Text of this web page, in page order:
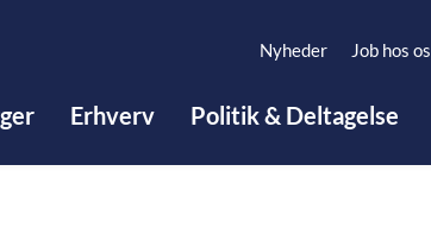
Nyheder Job hos os
Erhverv Politik & Deltagelse